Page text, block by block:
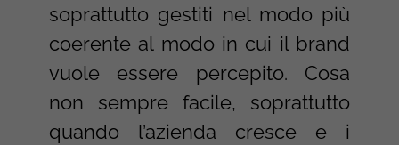
soprattutto gestiti nel modo più
coerente al modo in cui il brand
vuole essere percepito. Cosa
non sempre facile, soprattutto
quando l’azienda cresce e i